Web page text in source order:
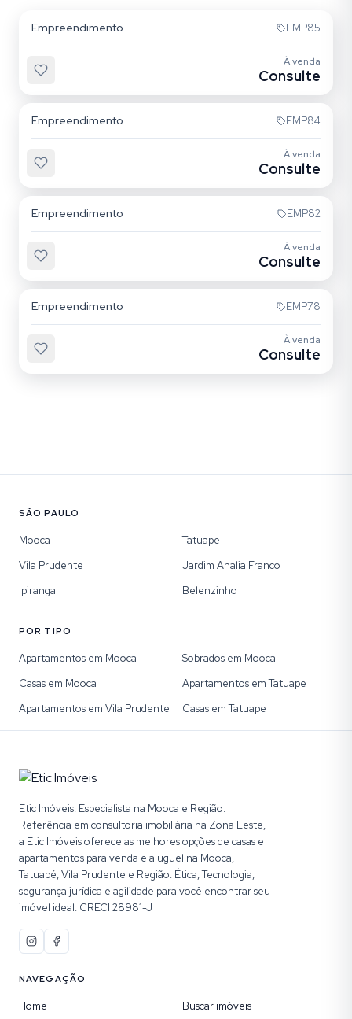
Empreendimento EMP85
À venda
Consulte
Empreendimento EMP84
À venda
Consulte
Empreendimento EMP82
À venda
Consulte
Empreendimento EMP78
À venda
Consulte
SÃO PAULO
Mooca
Tatuape
Vila Prudente
Jardim Analia Franco
Ipiranga
Belenzinho
POR TIPO
Apartamentos em Mooca
Sobrados em Mooca
Casas em Mooca
Apartamentos em Tatuape
Apartamentos em Vila Prudente
Casas em Tatuape
Etic Imóveis: Especialista na Mooca e Região.
Referência em consultoria imobiliária na Zona Leste,
a Etic Imóveis oferece as melhores opções de casas e
apartamentos para venda e aluguel na Mooca,
Tatuapé, Vila Prudente e Região. Ética, Tecnologia,
segurança jurídica e agilidade para você encontrar seu
imóvel ideal. CRECI 28981-J
NAVEGAÇÃO
Home Buscar imóveis